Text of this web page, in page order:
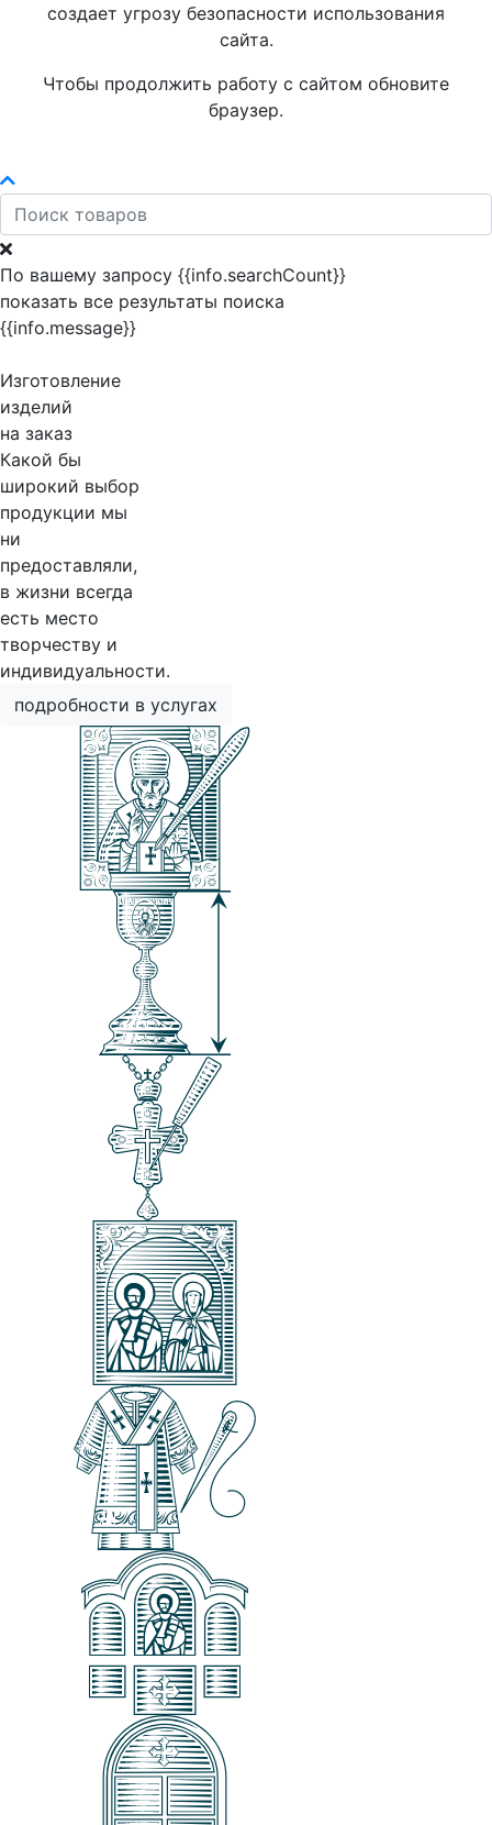
создает угрозу безопасности использования
сайта.
Чтобы продолжить работу с сайтом обновите
браузер.
По вашему запросу {{info.searchCount}}
показать все результаты поиска
{{info.message}}
Изготовление
изделий
на заказ
Какой бы
широкий выбор
продукции мы
ни
предоставляли,
в жизни всегда
есть место
творчеству и
индивидуальности.
подробности в услугах